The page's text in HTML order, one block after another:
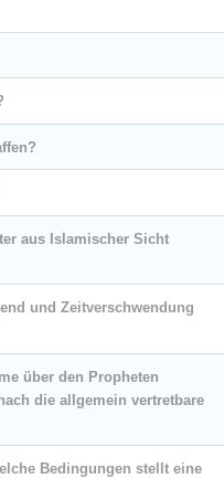
aus Islamischer Sicht
und Zeitverschwendung
über den Propheten
die allgemein vertretbare
Bedingungen stellt eine